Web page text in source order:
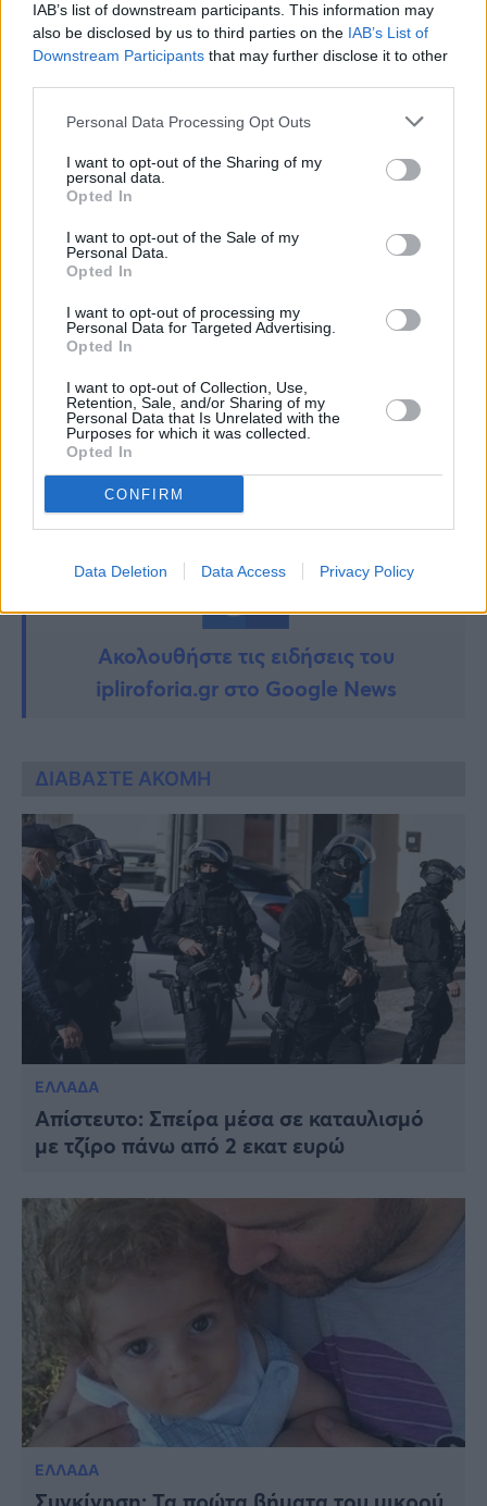
IAB’s list of downstream participants. This information may
also be disclosed by us to third parties on the IAB’s List of
Downstream Participants that may further disclose it to other
Personal Data Processing Opt Outs
I want to opt-out of the Sharing of my
personal data.
Opted In
I want to opt-out of the Sale of my
Personal Data.
Opted In
I want to opt-out of processing my
Personal Data for Targeted Advertising.
Opted In
I want to opt-out of Collection, Use,
Retention, Sale, and/or Sharing of my
Personal Data that Is Unrelated with the
Purposes for which it was collected.
Opted In
CONFIRM
Data Deletion Data Access Privacy Policy
Είμαστε περήφανοι για εσάς, σας
ευχαριστούμε!
ΑΤΛΑΝΤΙΚΟΣ ΩΚΕΑΝΟΣ ΕΛΛΑΔΑ
ΕΛΛΗΝΕΣ
ΝΑΥΤΙΚΟΙ
ΕΛΛΗΝΙΚΟ ΠΛΟΙΟ ΘΑΛΑΣΣΑ
Ακολουθήστε τις ειδήσεις του
ipliroforia.gr στο Google News
ΔΙΑΒΑΣΤΕ ΑΚΟΜΗ
ΕΛΛΑΔΑ
Απίστευτο: Σπείρα μέσα σε καταυλισμό
με τζίρο πάνω από 2 εκατ ευρώ
ΕΛΛΑΔΑ